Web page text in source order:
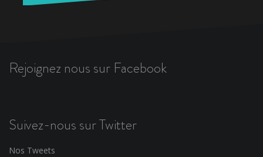
Rejoignez nous sur Facebook
Suivez-nous sur Twitter
Nos Tweets